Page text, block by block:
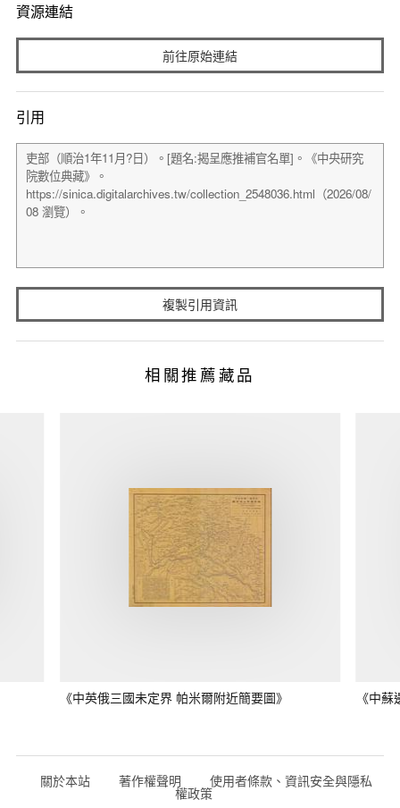
資源連結
前往原始連結
引用
複製引用資訊
相關推薦藏品
《中英俄三國未定界 帕米爾附近簡要圖》 《中
關於本站 著作權聲明 使用者條款、資訊安全與隱私
權政策